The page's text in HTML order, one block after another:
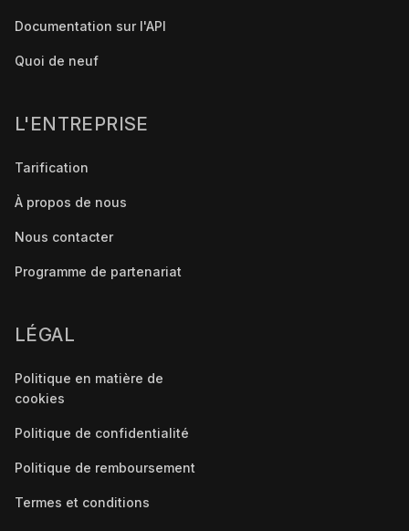
Documentation sur l'API
Quoi de neuf
L'ENTREPRISE
Tarification
À propos de nous
Nous contacter
Programme de partenariat
LÉGAL
Politique en matière de
cookies
Politique de confidentialité
Politique de remboursement
Termes et conditions